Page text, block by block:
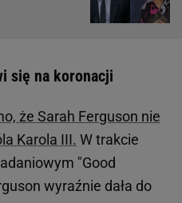
się na koronacji
że Sarah Ferguson nie
Karola III. W trakcie
"Good
wyraźnie dała do